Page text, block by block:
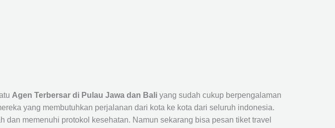
Agen Terbersar di Pulau Jawa dan Bali yang sudah cukup berpengalaman
yang membutuhkan perjalanan dari kota ke kota dari seluruh indonesia.
memenuhi protokol kesehatan. Namun sekarang bisa pesan tiket travel